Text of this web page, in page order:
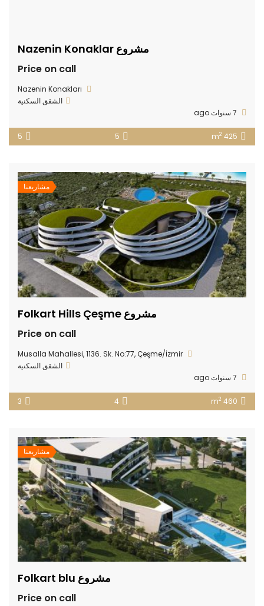
مشروع Nazenin Konaklar
Price on call
Nazenin Konakları
الشقق السكنية
425 m
2
5
5
مشاريعنا
مشروع Folkart Hills Çeşme
Price on call
Musalla Mahallesi, 1136. Sk. No:77, Çeşme/İzmir
الشقق السكنية
460 m
2
4
3
مشاريعنا
مشروع Folkart blu
Price on call